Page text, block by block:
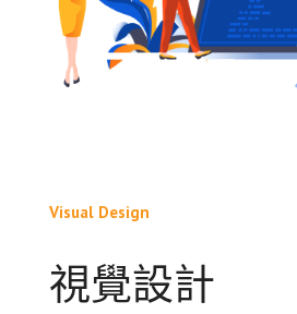
Visual Design
視覺設計